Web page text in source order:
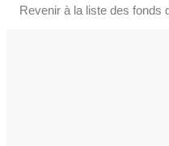
Revenir à la liste des fonds